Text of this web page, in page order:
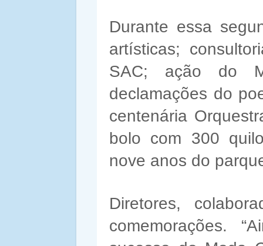
Durante essa
artísticas;
SAC; ação do
declamações do
centenária
bolo com 300
nove anos do
Diretores,
comemorações.